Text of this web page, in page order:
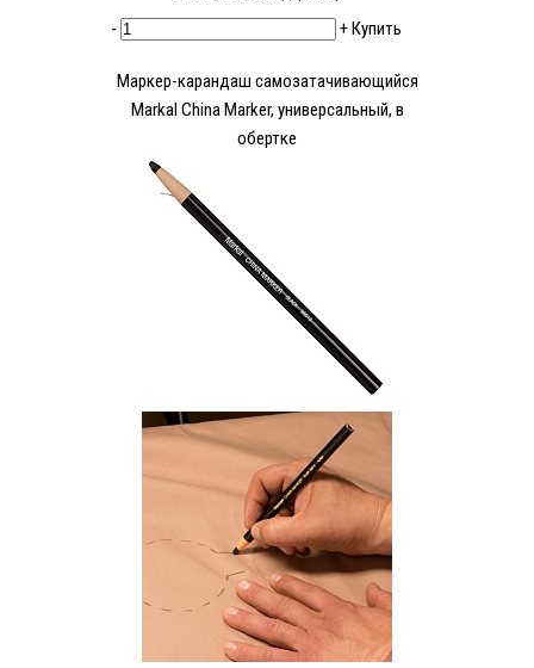
-
+Купить
Маркер-карандаш самозатачивающийся
Markal China Marker, универсальный, в
обертке